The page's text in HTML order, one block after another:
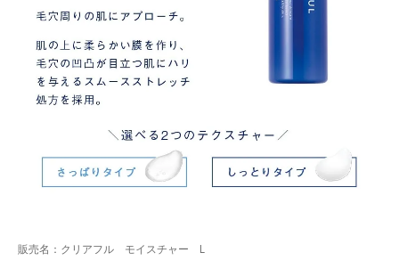
販売名：クリアフル モイスチャー L